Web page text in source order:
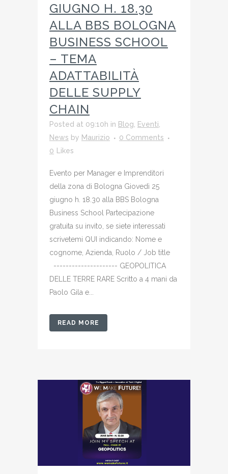
GIUGNO H. 18.30
ALLA BBS BOLOGNA
BUSINESS SCHOOL
– TEMA
ADATTABILITÀ
DELLE SUPPLY
CHAIN
Posted at 09:10h in Blog, Eventi,
News by Maurizio
0 Comments
0 Likes
Evento per Manager e Imprenditori
della zona di Bologna Giovedì 25
giugno h. 18.30 alla BBS Bologna
Business School Partecipazione
gratuita su invito, se siete interessati
scrivetemi QUI indicando: Nome e
cognome, Azienda, Ruolo / Job title
--------------------- GEOPOLITICA
DELLE TERRE RARE Scritto a 4 mani da
Paolo Gila e...
READ MORE